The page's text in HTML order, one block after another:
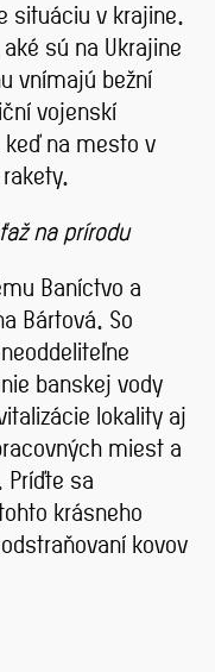
situáciu v krajine.
sú na Ukrajine
vnímajú bežní
vojenskí
na mesto v
na prírodu
Baníctvo a
Bártová. So
banskej vody
lokality aj
miest a
Príďte sa
krásneho
kovov